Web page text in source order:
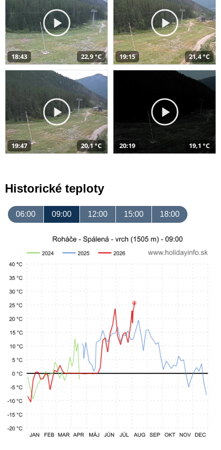
18:43 22,9 °C 19:15 21,4 °C
19:47 20,1 °C 20:19 19,1 °C
Historické teploty
06:00 09:00 12:00 15:00 18:00